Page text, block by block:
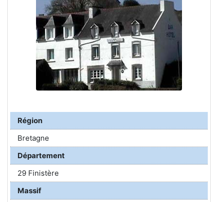
Région
Bretagne
Département
29 Finistère
Massif